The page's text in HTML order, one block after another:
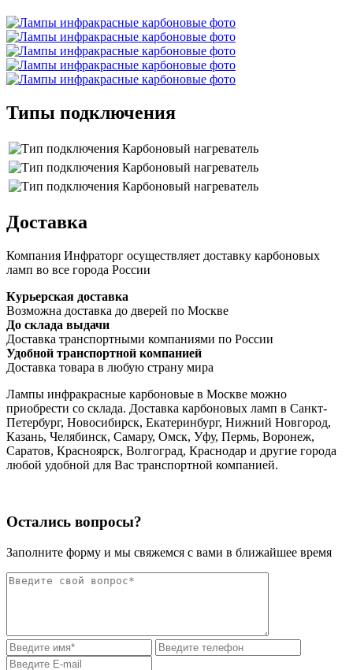
Типы подключения
Доставка
Компания Инфраторг осуществляет доставку карбоновых
ламп во все города России
Курьерская доставка
Возможна доставка до дверей по Москве
До склада выдачи
Доставка транспортными компаниями по России
Удобной транспортной компанией
Доставка товара в любую страну мира
Лампы инфракрасные карбоновые в Москве можно
приобрести со склада. Доставка карбоновых ламп в Санкт-
Петербург, Новосибирск, Екатеринбург, Нижний Новгород,
Казань, Челябинск, Самару, Омск, Уфу, Пермь, Воронеж,
Саратов, Красноярск, Волгоград, Краснодар и другие города
любой удобной для Вас транспортной компанией.
Остались вопросы?
Заполните форму и мы свяжемся с вами в ближайшее время